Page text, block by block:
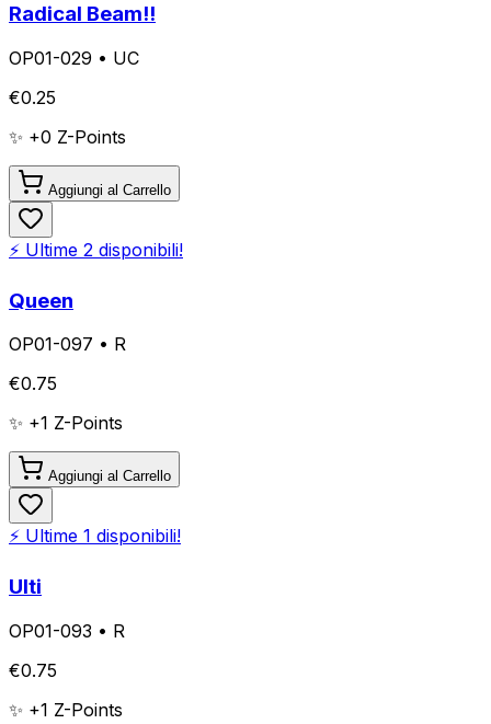
Radical Beam!!
OP01-029 • UC
€0.25
✨ +0 Z-Points
Aggiungi al Carrello
⚡ Ultime 2 disponibili!
Queen
OP01-097 • R
€0.75
✨ +1 Z-Points
Aggiungi al Carrello
⚡ Ultime 1 disponibili!
Ulti
OP01-093 • R
€0.75
✨ +1 Z-Points